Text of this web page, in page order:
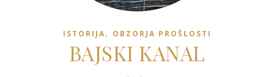
ISTORIJA, OBZORJA PROŠLOSTI
BAJSKI KANAL